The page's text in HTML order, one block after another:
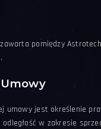
pomiędzy
umowy jest określenie
w zakresie